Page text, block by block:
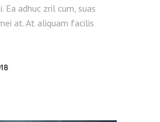
Ea adhuc zril cum, suas
at. At aliquam facilis